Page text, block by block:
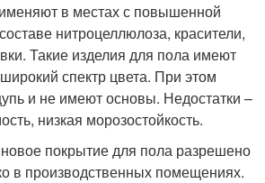
в местах с повышенной
нитроцеллюлоза, красители,
Такие изделия для пола имеют
спектр цвета. При этом
и не имеют основы. Недостатки –
низкая морозостойкость.
покрытие для пола разрешено
в производственных помещениях.